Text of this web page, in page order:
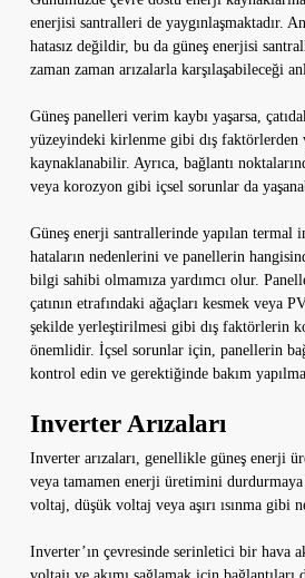
enerjisi santralleri de yaygınlaşmaktadır.
hatasız değildir, bu da güneş enerjisi
zaman zaman arızalarla karşılaşabileceği
Güneş panelleri verim kaybı yaşarsa,
yüzeyindeki kirlenme gibi dış faktörlerden
kaynaklanabilir. Ayrıca, bağlantı
veya korozyon gibi içsel sorunlar da
Güneş enerji santrallerinde yapılan termal
hataların nedenlerini ve panellerin
bilgi sahibi olmamıza yardımcı olur.
çatının etrafındaki ağaçları kesmek veya
şekilde yerleştirilmesi gibi dış faktörlerin
önemlidir. İçsel sorunlar için, panellerin
kontrol edin ve gerektiğinde bakım
Inverter Arızaları
Inverter arızaları, genellikle güneş enerji
veya tamamen enerji üretimini
voltaj, düşük voltaj veya aşırı ısınma gibi
Inverter’ın çevresinde serinletici bir hava